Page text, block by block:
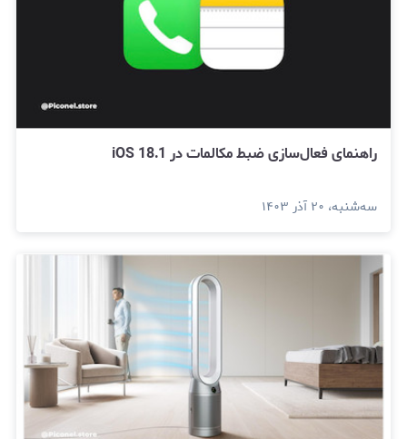
راهنمای فعال‌سازی ضبط مکالمات در iOS 18.1
سه‌شنبه، ۲۰ آذر ۱۴۰۳